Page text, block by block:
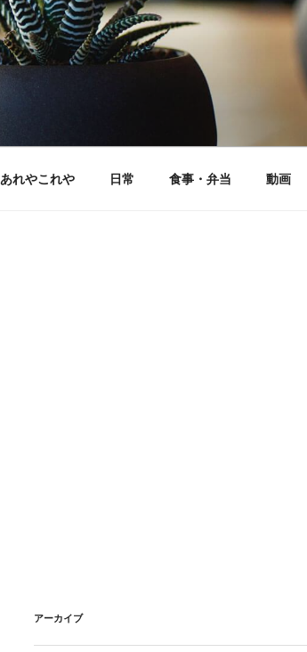
あれやこれや 日常 食事・弁当 動画
アーカイブ